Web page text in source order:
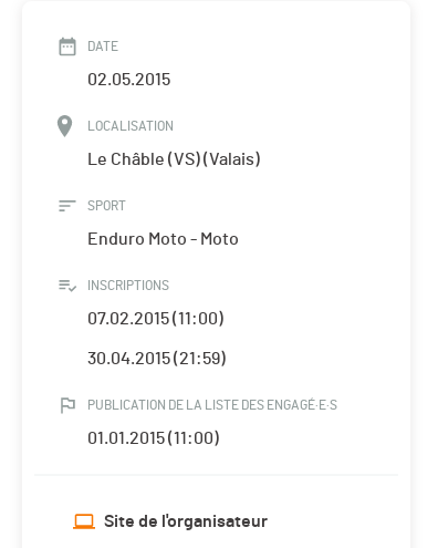
DATE
02.05.2015
LOCALISATION
Le Châble (VS) (Valais)
SPORT
Enduro Moto - Moto
INSCRIPTIONS
07.02.2015 (11:00)
30.04.2015 (21:59)
PUBLICATION DE LA LISTE DES ENGAGÉ·E·S
01.01.2015 (11:00)
Site de l'organisateur